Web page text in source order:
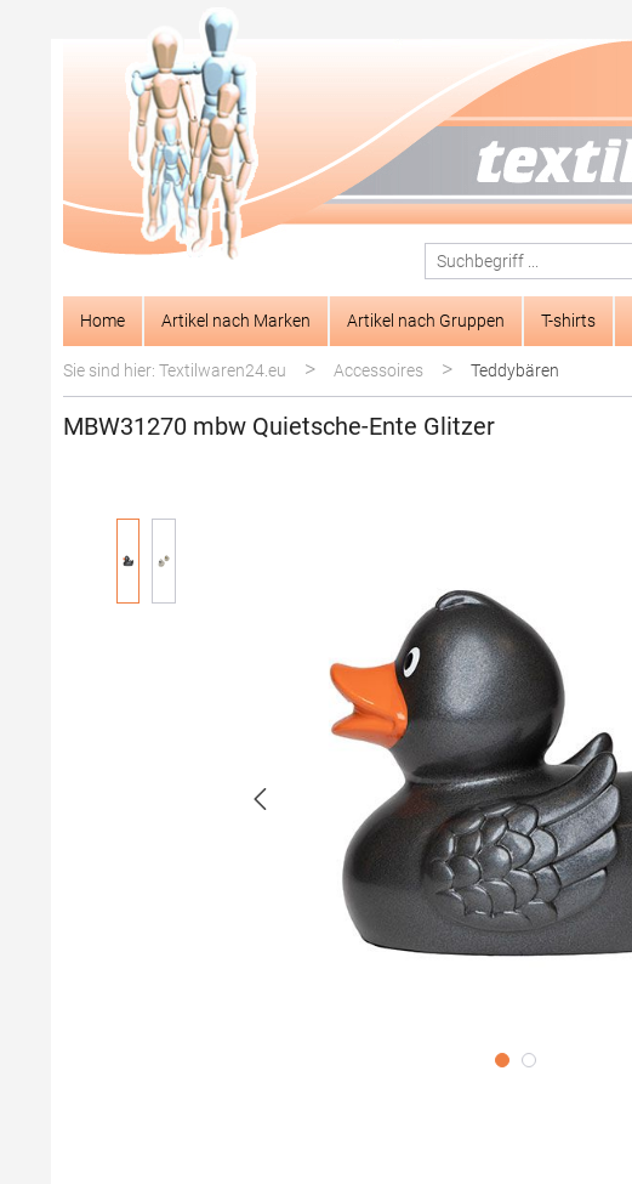
Zur Hauptnavigation springen
Home Artikel nach Marken Artikel nach Gruppen T-shirts
Sie sind hier: Textilwaren24.eu > Accessoires > Teddybären
MBW31270 mbw Quietsche-Ente Glitzer